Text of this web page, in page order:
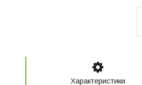
Характеристики